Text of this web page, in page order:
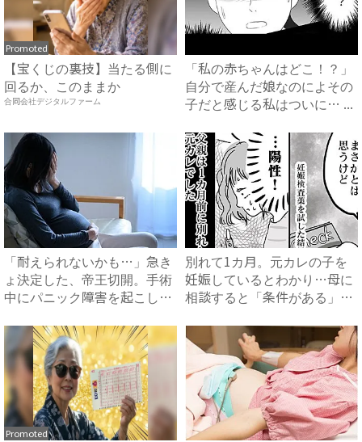
Promoted
【宝くじの裏技】当たる側に
回るか、このままか
合同会社デジタルファーム
「私の赤ちゃんはどこ！？」
自分で産んだ娘なのによその
子だと感じる私はついに… ...
「耐えられないかも…」急き
ょ決定した、帝王切開。手術
中にパニック障害を起こしか
別れて1カ月。元カレの子を
妊娠しているとわかり…母に
相談すると「条件がある」と
Promoted